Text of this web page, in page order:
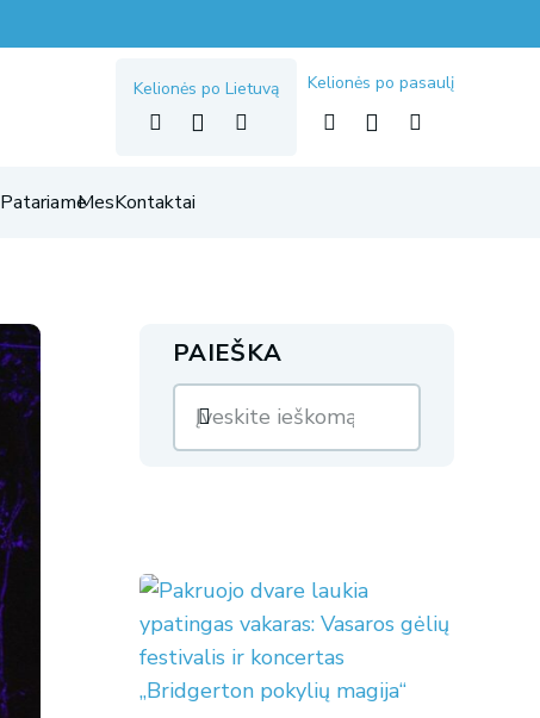
Kelionės po Lietuvą Kelionės po pasaulį
PatariameMesKontaktai
PAIEŠKA